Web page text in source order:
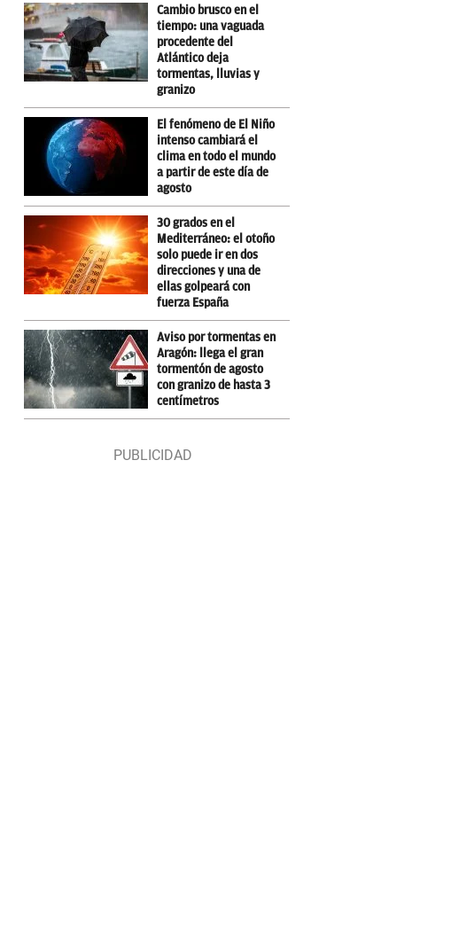
Cambio brusco en el
tiempo: una vaguada
procedente del
Atlántico deja
tormentas, lluvias y
granizo
El fenómeno de El Niño
intenso cambiará el
clima en todo el mundo
a partir de este día de
agosto
30 grados en el
Mediterráneo: el otoño
solo puede ir en dos
direcciones y una de
ellas golpeará con
fuerza España
Aviso por tormentas en
Aragón: llega el gran
tormentón de agosto
con granizo de hasta 3
centímetros